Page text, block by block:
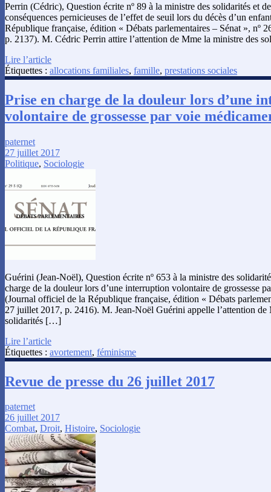
Perrin (Cédric), Question écrite nº 89 à la ministre des solidarités et
conséquences pernicieuses de l’effet de seuil lors du décès d’un
République française, édition « Débats parlementaires – Sénat », nº
p. 2137). M. Cédric Perrin attire l’attention de Mme la ministre des
Lire l’article
Étiquettes : allocations familiales, famille, prestations sociales
Prise en charge de la douleur lors d’une
volontaire de grossesse par voie
paternet
27 juillet 2017
Politique, Sociologie
Guérini (Jean-Noël), Question écrite nº 653 à la ministre des
charge de la douleur lors d’une interruption volontaire de grossesse
(Journal officiel de la République française, édition « Débats
27 juillet 2017, p. 2416). M. Jean-Noël Guérini appelle l’attention de
solidarités […]
Lire l’article
Étiquettes : avortement, féminisme
Revue de presse du 26 juillet 2017
paternet
26 juillet 2017
Combat, Droit, Histoire, Sociologie